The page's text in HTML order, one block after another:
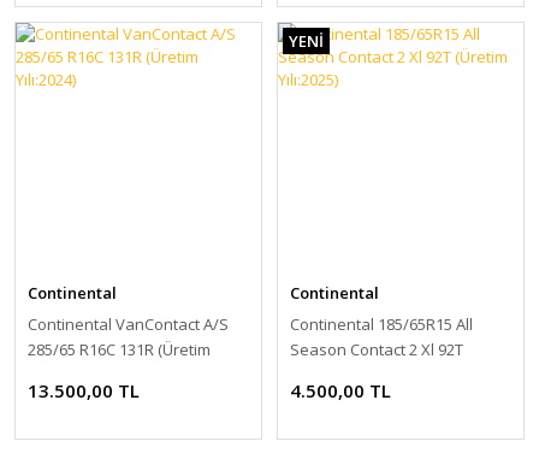
Continental
Continental VanContact A/S
285/65 R16C 131R (Üretim
13.500,00 TL
YENİ
Continental
Continental 185/65R15 All
Season Contact 2 Xl 92T
4.500,00 TL